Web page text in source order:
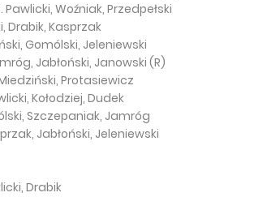
Woźniak, Przedpełski
Drabik, Kasprzak
Gomólski, Jeleniewski
Jabłoński, Janowski (R)
Protasiewicz
Kołodziej, Dudek
Szczepaniak, Jamróg
Jabłoński, Jeleniewski
Drabik